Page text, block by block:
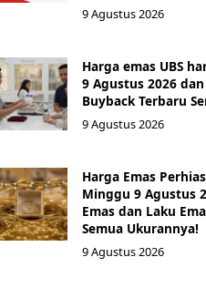
9 Agustus 2026
Harga emas UBS
9 Agustus 2026
Buyback Terbaru
9 Agustus 2026
Harga Emas
Minggu 9 Agustus
Emas dan Laku
Semua Ukurannya!
9 Agustus 2026